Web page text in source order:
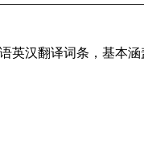
英汉翻译词条，基本